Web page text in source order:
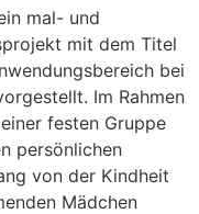
mal- und
mit dem Titel
bei
Im Rahmen
festen Gruppe
persönlichen
von der Kindheit
Mädchen